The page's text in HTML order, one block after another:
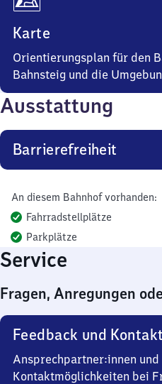
Karte
Orientierungsplan für den
Bahnsteig und die
Ausstattung
Barrierefreiheit
An diesem Bahnhof vorhanden:
Fahrradstellplätze
Parkplätze
Service
Fragen, Anregungen
Feedback und Kontakt
Ansprechpartner:innen und
Kontaktmöglichkeiten bei